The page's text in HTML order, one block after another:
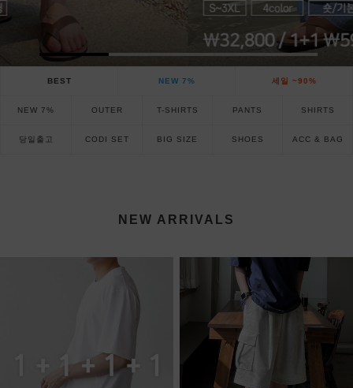
BEST NEW 7% 세일 ~90%
NEW 7% OUTER T-SHIRTS PANTS SHIRTS
당일출고 CODI SET BIG SIZE SHOES ACC & BAG
NEW ARRIVALS